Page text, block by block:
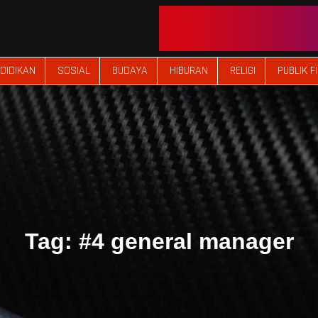
SOSIAL BUDAYA HIBURAN RELIGI PUBLIK
Tag: #4 general manager